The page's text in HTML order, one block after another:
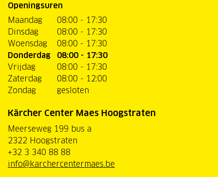
Openingsuren
Maandag
08:00 - 17:30
Dinsdag
08:00 - 17:30
Woensdag
08:00 - 17:30
Donderdag
08:00 - 17:30
Vrijdag
08:00 - 17:30
Zaterdag
08:00 - 12:00
Zondag
gesloten
Kärcher Center Maes Hoogstraten
Meerseweg 199 bus a
2322 Hoogstraten
+32 3 340 88 88
info@karchercentermaes.be